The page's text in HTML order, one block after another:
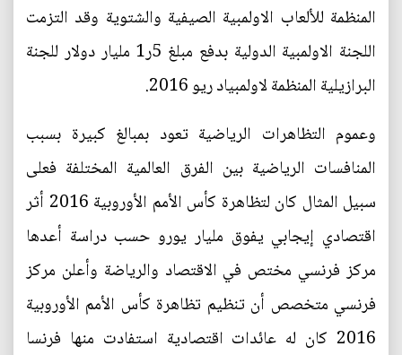
المنظمة للألعاب الاولمبية الصيفية والشتوية وقد التزمت
اللجنة الاولمبية الدولية بدفع مبلغ 5ر1 مليار دولار للجنة
البرازيلية المنظمة لاولمبياد ريو 2016.
وعموم التظاهرات الرياضية تعود بمبالغ كبيرة بسبب
المنافسات الرياضية بين الفرق العالمية المختلفة فعلى
سبيل المثال كان لتظاهرة كأس الأمم الأوروبية 2016 أثر
اقتصادي إيجابي يفوق مليار يورو حسب دراسة أعدها
مركز فرنسي مختص في الاقتصاد والرياضة وأعلن مركز
فرنسي متخصص أن تنظيم تظاهرة كأس الأمم الأوروبية
2016 كان له عائدات اقتصادية استفادت منها فرنسا